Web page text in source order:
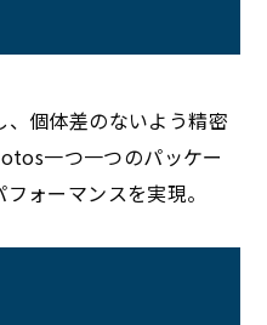
個体差のないよう精密
一つ一つのパッケー
ォーマンスを実現。